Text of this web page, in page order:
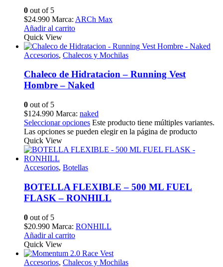
0 out of 5
$24.990 Marca: ARCh Max
Añadir al carrito
Quick View
Accesorios, Chalecos y Mochilas
Chaleco de Hidratacion – Running Vest
Hombre – Naked
0 out of 5
$124.990 Marca: naked
Seleccionar opciones Este producto tiene múltiples variantes.
Las opciones se pueden elegir en la página de producto
Quick View
Accesorios, Botellas
BOTELLA FLEXIBLE – 500 ML FUEL
FLASK – RONHILL
0 out of 5
$20.990 Marca: RONHILL
Añadir al carrito
Quick View
Accesorios, Chalecos y Mochilas